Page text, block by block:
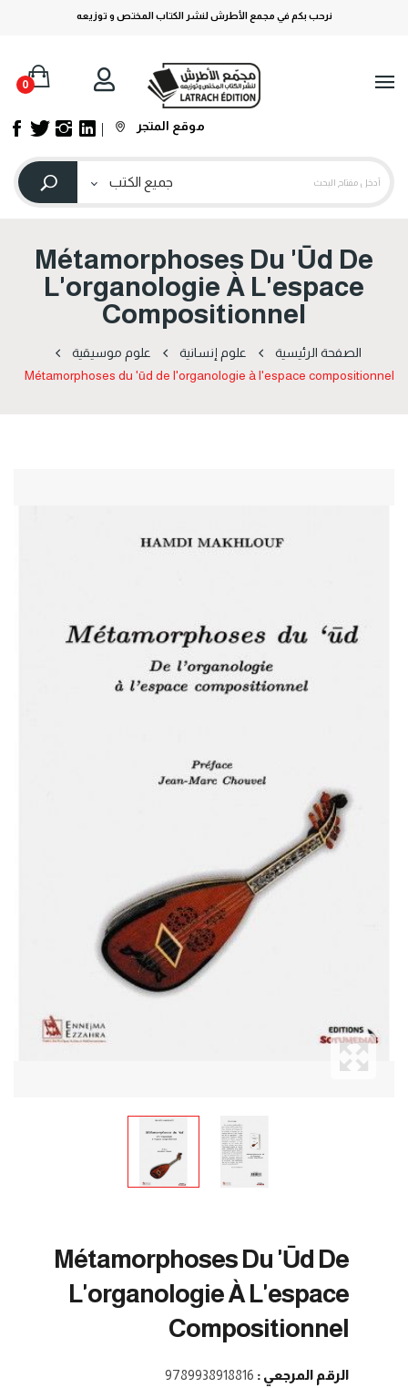
نرحب بكم في مجمع الأطرش لنشر الكتاب المختص و توزيعه
0
موقع المتجر
Métamorphoses Du 'ūd De
L'organologie À L'espace
Compositionnel
الصفحة الرئيسية علوم إنسانية
علوم موسیقیة
Métamorphoses du 'ūd de l'organologie à l'espace compositionnel
Métamorphoses Du 'ūd De
L'organologie À L'espace
Compositionnel
الرقم المرجعي : 9789938918816